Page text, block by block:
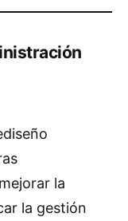
la
la gestión